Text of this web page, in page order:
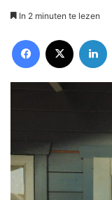
In 2 minuten te lezen